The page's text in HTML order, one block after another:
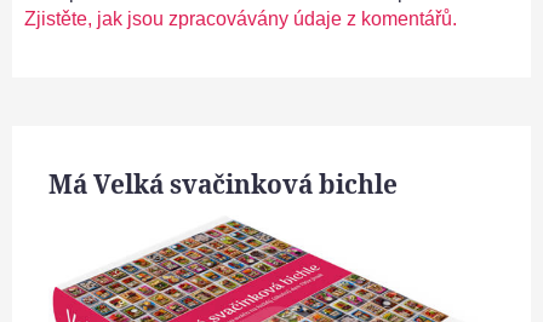
Zjistěte, jak jsou zpracovávány údaje z komentářů.
Má Velká svačinková bichle